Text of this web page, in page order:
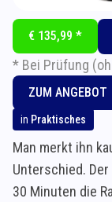
€ 135,99 *
* Bei Prüfung
ZUM ANGEBOT
in Praktisches
Man merkt ihn
Unterschied.
30 Minuten die